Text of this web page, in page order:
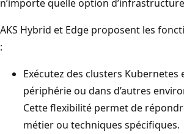
n’importe quelle option
AKS Hybrid et Edge proposent les
:
Exécutez des clusters Kubernetes
périphérie ou dans d’autres
Cette flexibilité permet de
métier ou techniques spécifiques.